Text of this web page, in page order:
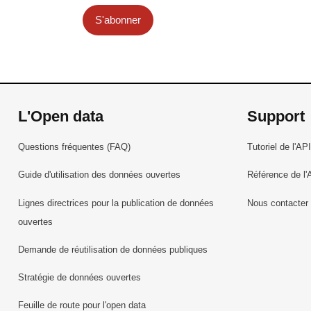
S'abonner
L'Open data
Questions fréquentes (FAQ)
Guide d'utilisation des données ouvertes
Lignes directrices pour la publication de données
ouvertes
Demande de réutilisation de données publiques
Stratégie de données ouvertes
Feuille de route pour l'open data
Support
Tutoriel de l'API
Référence de
Nous contacter